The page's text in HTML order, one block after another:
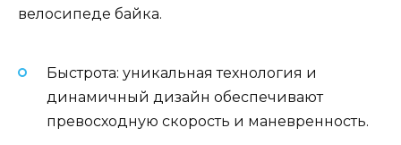
велосипеде байка.
Быстрота: уникальная технология и
динамичный дизайн обеспечивают
превосходную скорость и маневренность.